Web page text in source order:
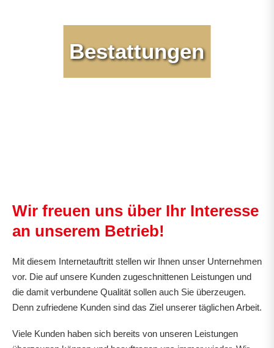
Bestattungen
Wir freuen uns über Ihr Interesse
an unserem Betrieb!
Mit diesem Internetauftritt stellen wir Ihnen unser Unternehmen
vor. Die auf unsere Kunden zugeschnittenen Leistungen und
die damit verbundene Qualität sollen auch Sie überzeugen.
Denn zufriedene Kunden sind das Ziel unserer täglichen Arbeit.
Viele Kunden haben sich bereits von unseren Leistungen